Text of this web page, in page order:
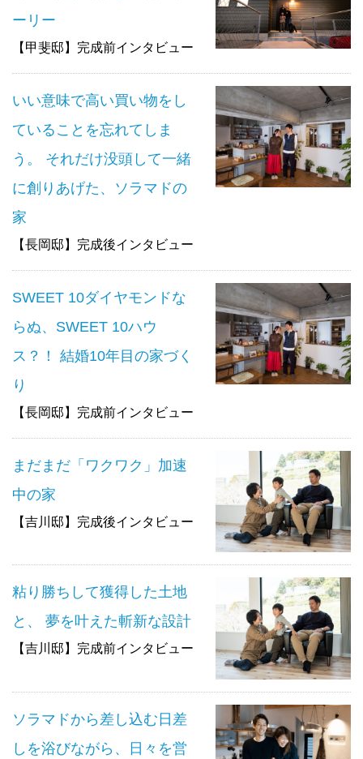
ーリー
【甲斐邸】完成前インタビュー
いい意味で高い買い物をし
ていることを忘れてしま
う。 それだけ没頭して一緒
に創りあげた、ソラマドの
家
【長岡邸】完成後インタビュー
SWEET 10ダイヤモンドな
らぬ、SWEET 10ハウ
ス？！ 結婚10年目の家づく
り
【長岡邸】完成前インタビュー
まだまだ「ワクワク」加速
中の家
【吉川邸】完成後インタビュー
粘り勝ちして獲得した土地
と、 夢を叶えた斬新な設計
【吉川邸】完成前インタビュー
ソラマドから差し込む日差
しを浴びながら、日々を営